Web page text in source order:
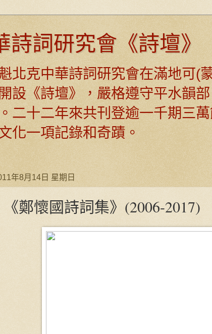
詞研究會《詩壇》
北克中華詩詞研究會在滿地可(
設《詩壇》，嚴格遵守平水韻
二十二年來共刊登逾一千期三
化一項記錄和奇蹟。
年8月14日 星期日
《鄭懷國詩詞集》(2006-2017)